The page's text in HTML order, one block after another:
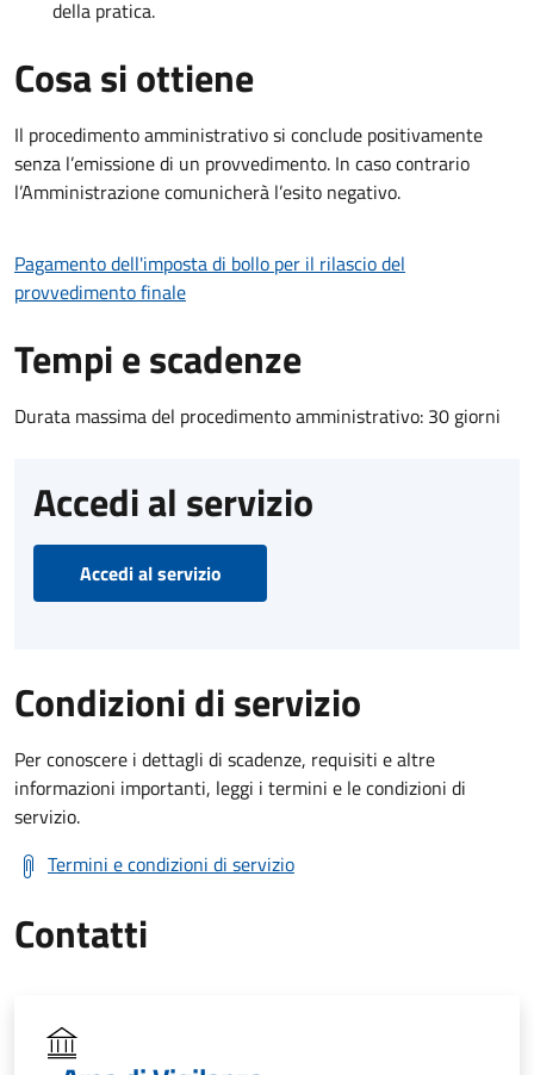
della pratica.
Cosa si ottiene
Il procedimento amministrativo si conclude positivamente
senza l’emissione di un provvedimento. In caso contrario
l’Amministrazione comunicherà l’esito negativo.
Pagamento dell'imposta di bollo per il rilascio del
provvedimento finale
Tempi e scadenze
Durata massima del procedimento amministrativo: 30 giorni
Accedi al servizio
Accedi al servizio
Condizioni di servizio
Per conoscere i dettagli di scadenze, requisiti e altre
informazioni importanti, leggi i termini e le condizioni di
servizio.
Termini e condizioni di servizio
Contatti